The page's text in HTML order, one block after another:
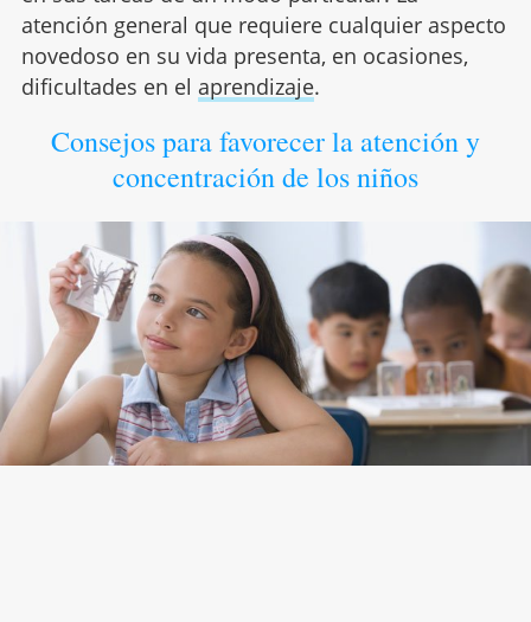
atención general que requiere cualquier aspecto
novedoso en su vida presenta, en ocasiones,
dificultades en el aprendizaje.
Consejos para favorecer la atención y
concentración de los niños